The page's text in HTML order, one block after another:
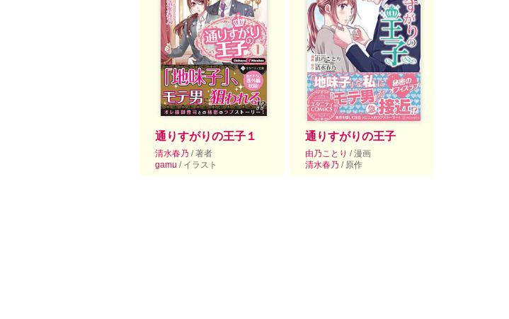
通りすがりの王子１
清水春乃 / 著者
gamu / イラスト
通りすがりの王子
由乃ことり / 漫画
清水春乃 / 原作